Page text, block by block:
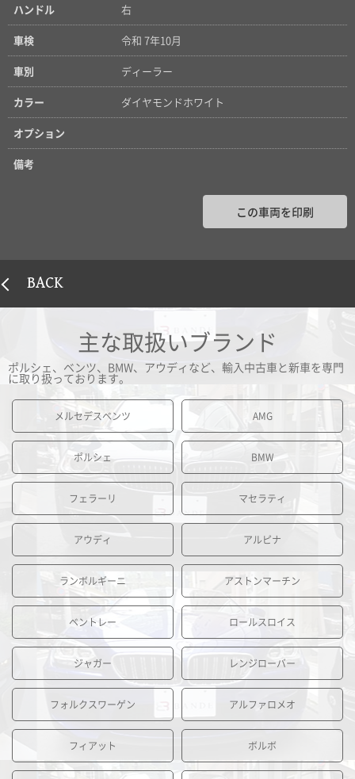
ハンドル 右
車検 令和 7年10月
車別 ディーラー
カラー ダイヤモンドホワイト
オプション
備考
この車両を印刷
BACK
主な取扱いブランド
ポルシェ、ベンツ、BMW、アウディなど、輸入中古車と新車を専門
に取り扱っております。
メルセデスベンツ AMG
ポルシェ BMW
フェラーリ マセラティ
アウディ アルピナ
ランボルギーニ アストンマーチン
ベントレー ロールスロイス
ジャガー レンジローバー
フォルクスワーゲン アルファロメオ
フィアット ボルボ